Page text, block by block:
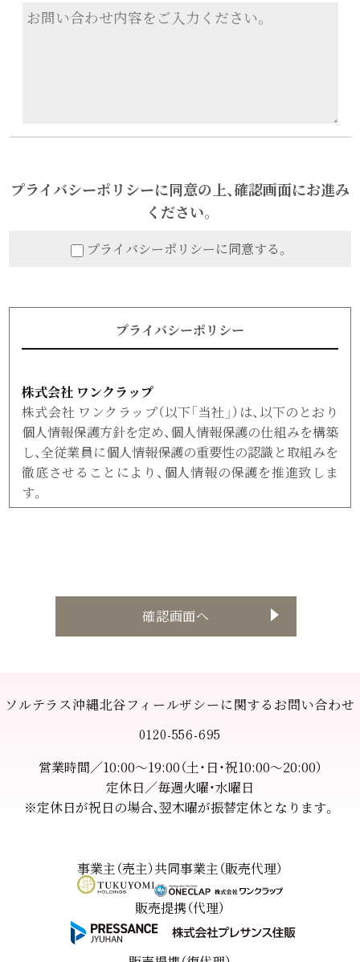
プライバシーポリシーに同意の上、確認画面にお進み
ください。
プライバシーポリシーに同意する。
プライバシーポリシー
株式会社 ワンクラップ
株式会社 ワンクラップ（以下「当社」）は、以下のとおり
個人情報保護方針を定め、個人情報保護の仕組みを構築
し、全従業員に個人情報保護の重要性の認識と取組みを
徹底させることにより、個人情報の保護を推進致しま
す。
当社は、お客さまの個人情報を正確かつ最新の状態に保
ち、個人情報への不正アクセス・紛失・破損・改ざん・漏洩
などを防止するため、セキュリティシステムの維持・管
本ウェブサイトでは、お客様からのお問い合わせ時に、
お名前、e-mailアドレス、電話番号等の個人情報をご登
お客さまからお預かりした個人情報は、当社からのご連
絡や業務のご案内やご質問に対する回答として、電子メ
ールや資料のご送付に利用いたします。
ソルテラス沖縄北谷フィールザシーに関するお問い合わせ
0120-556-695
営業時間／10:00〜19:00（土・日・祝10:00～20:00）
定休日／毎週火曜・水曜日
※定休日が祝日の場合、翌木曜が振替定休となります。
事業主（売主）共同事業主（販売代理）
販売提携（代理）